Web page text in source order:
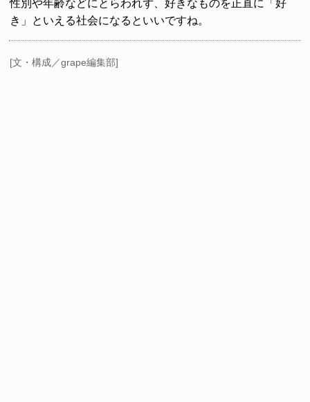
性別や年齢などにとらわれず、好きなものを正直に「好
き」といえる社会になるといいですね。
[文・構成／grape編集部]